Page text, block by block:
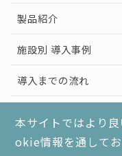
本サイトではより
okie情報を通して
製品紹介
施設別 導入事例
導入までの流れ
よくあるご質問